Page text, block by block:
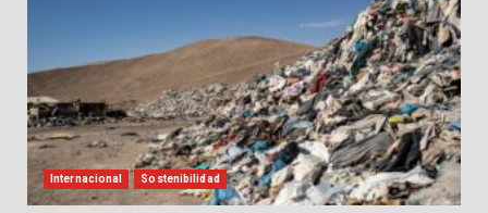
Internacional Sostenibilidad